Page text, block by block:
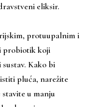
eliksir.
protuupalnim i
probiotik koji
Kako bi
pluća, narežite
u manju